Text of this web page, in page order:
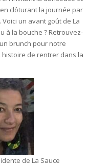
clôturant la journée par
un avant goût de La
à la bouche ? Retrouvez-
brunch pour notre
de rentrer dans la
de La Sauce